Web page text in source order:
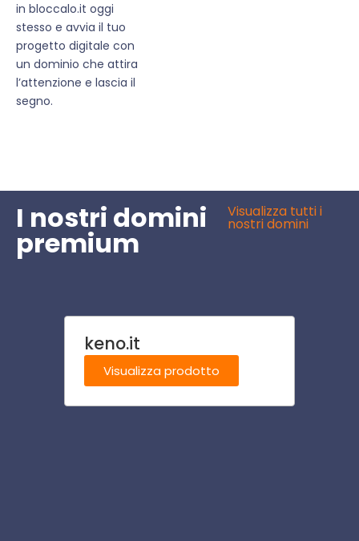
in bloccalo.it oggi
stesso e avvia il tuo
progetto digitale con
un dominio che attira
l’attenzione e lascia il
segno.
I nostri domini
premium
Visualizza tutti i
nostri domini
keno.it
Visualizza prodotto